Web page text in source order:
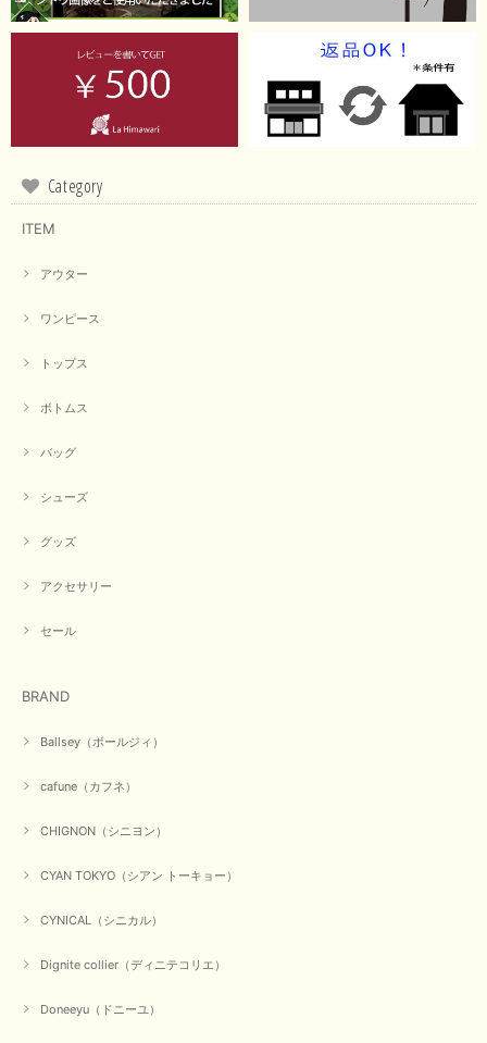
Category
ITEM
アウター
ワンピース
トップス
ボトムス
バッグ
シューズ
グッズ
アクセサリー
セール
BRAND
Ballsey（ボールジィ）
cafune（カフネ）
CHIGNON（シニヨン）
CYAN TOKYO（シアン トーキョー）
CYNICAL（シニカル）
Dignite collier（ディニテコリエ）
Doneeyu（ドニーユ）